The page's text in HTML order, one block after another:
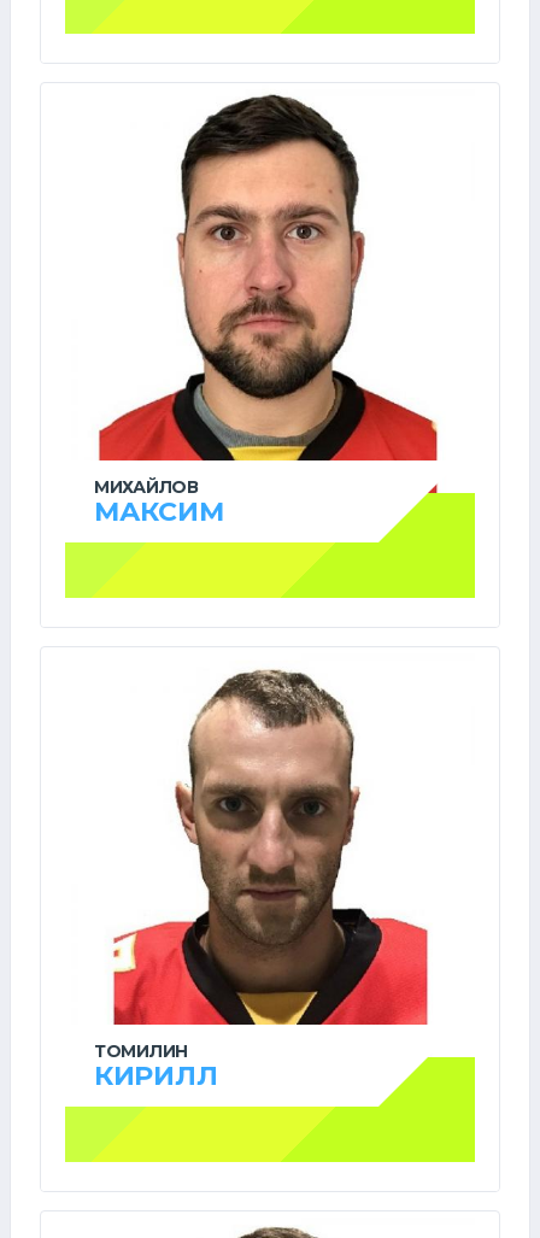
МИХАЙЛОВ
МАКСИМ
ТОМИЛИН
КИРИЛЛ